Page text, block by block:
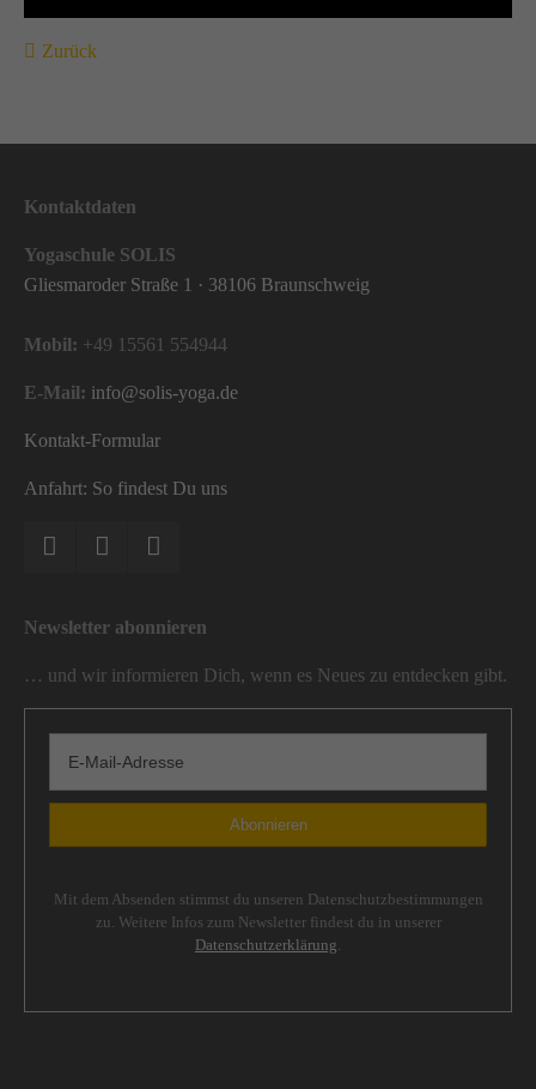
Zurück
Kontaktdaten
Yogaschule SOLIS
Gliesmaroder Straße 1 · 38106 Braunschweig
Mobil: +49 15561 554944
E-Mail: info@solis-yoga.de
Kontakt-Formular
Anfahrt: So findest Du uns
Newsletter abonnieren
… und wir informieren Dich, wenn es Neues zu entdecken gibt.
Mit dem Absenden stimmst du unseren Datenschutzbestimmungen
zu. Weitere Infos zum Newsletter findest du in unserer
Datenschutzerklärung.